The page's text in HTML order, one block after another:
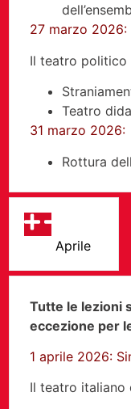
27 marzo 2026:
Il teatro politico
Teatro
31 marzo 2026:
Rottura
Aprile
Tutte le lezioni
eccezione per
1 aprile 2026:
Il teatro italiano